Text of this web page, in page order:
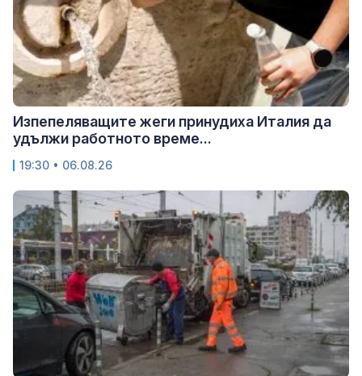
Изпепеляващите жеги принудиха Италия да
удължи работното време...
19:30 • 06.08.26